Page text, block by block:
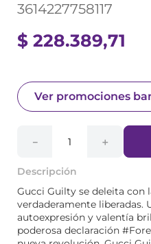
3614227758117
$ 228.389,71
Ver promociones
＋
－
Descripción
Gucci Guilty se deleita con
verdaderamente liberadas.
autoexpresión y valentía
poderosa declaración